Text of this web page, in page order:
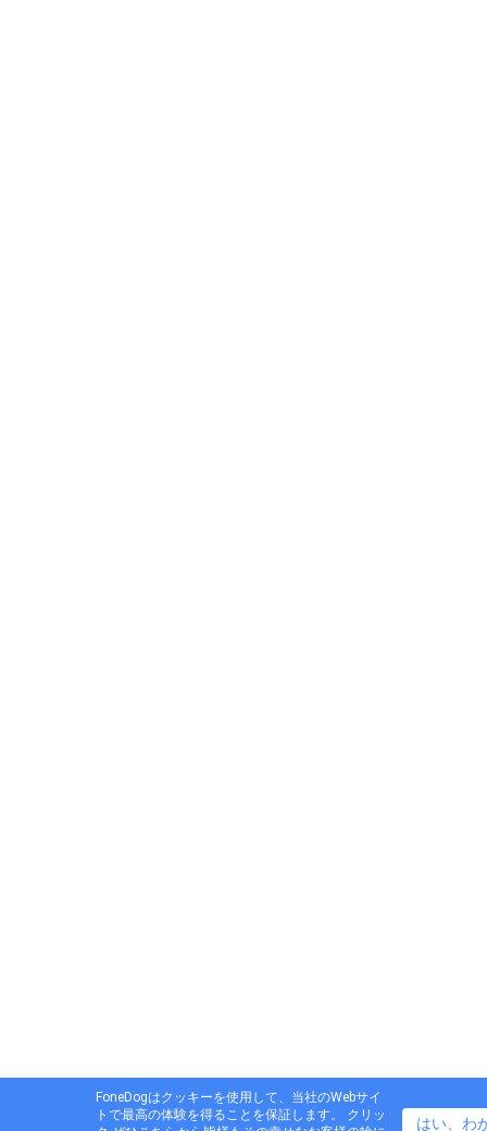
FoneDogはクッキーを使用して、当社のWebサイ
トで最高の体験を得ることを保証します。 クリッ
はい、わ